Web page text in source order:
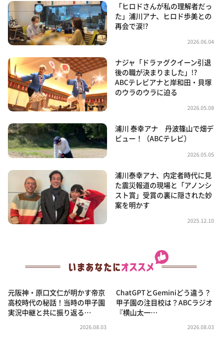
「ヒロドさんが私の理解者だっ
た」浦川アナ、ヒロド歩美との
再会で涙⁉
2026.06.04
ナジャ「ドラァグクイーン引退
後の職が決まりました」!?
ABCテレビアナと岸和田・貝塚
のウラのウラに迫る
2026.05.08
浦川 泰幸アナ 丹波篠山で畑デ
ビュー！（ABCテレビ）
2026.05.05
浦川泰幸アナ、内定者時代に見
た震災報道の現場と「アノンシ
スト賞」受賞の裏に隠された妙
案を明かす
2025.12.10
元阪神・原口文仁が明かす帝京
高校時代の秘話！当時の甲子園
実況中継と共に振り返る…
2026.08.03
ChatGPTとGeminiどう違う？
甲子園の注目校は？ABCラジオ
『横山太一…
2026.08.03